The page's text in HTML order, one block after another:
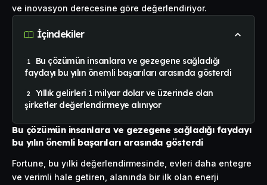
ve inovasyon derecesine göre değerlendiriyor.
İçindekiler
Bu çözümün insanlara ve gezegene sağladığı
faydayı bu yılın önemli başarıları arasında gösterdi
Yıllık gelirleri 1 milyar dolar ve üzerinde olan
şirketler değerlendirmeye alınıyor
Bu çözümün insanlara ve gezegene sağladığı faydayı
bu yılın önemli başarıları arasında gösterdi
Fortune, bu yılki değerlendirmesinde, evleri daha entegre
ve verimli hale getiren, alanında bir ilk olan enerji